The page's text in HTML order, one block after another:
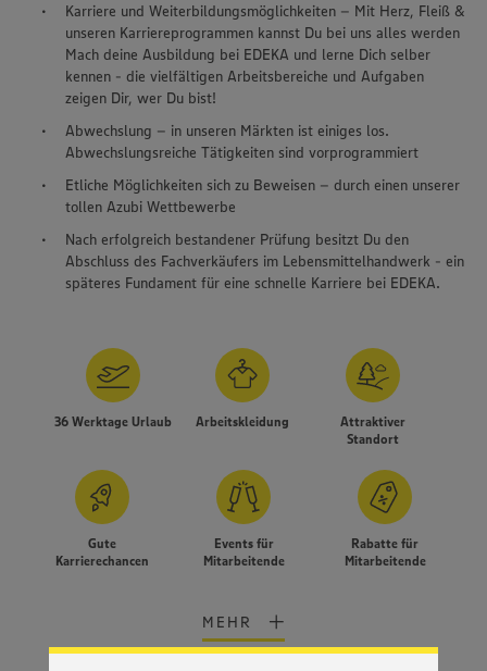
Wir setzen Cookies und andere Technologien ein, um Ihnen
ein bestmögliches Nutzungserlebnis unserer Website zu
Inhalte anzubieten. Ihre Einwilligung in die Nutzung von
Cookies und anderer Technologien ist freiwillig und kann
Karriere und Weiterbildungsmöglichkeiten – Mit Herz, Fleiß &
unseren Karriereprogrammen kannst Du bei uns alles werden
Mach deine Ausbildung bei EDEKA und lerne Dich selber
kennen - die vielfältigen Arbeitsbereiche und Aufgaben
zeigen Dir, wer Du bist!
Abwechslung – in unseren Märkten ist einiges los.
Abwechslungsreiche Tätigkeiten sind vorprogrammiert
Etliche Möglichkeiten sich zu Beweisen – durch einen unserer
tollen Azubi Wettbewerbe
Nach erfolgreich bestandener Prüfung besitzt Du den
Abschluss des Fachverkäufers im Lebensmittelhandwerk - ein
späteres Fundament für eine schnelle Karriere bei EDEKA.
36 Werktage Urlaub Arbeitskleidung
Attraktiver
Standort
Gute
Karrierechancen
Events für
Mitarbeitende
Rabatte für
Mitarbeitende
MEHR